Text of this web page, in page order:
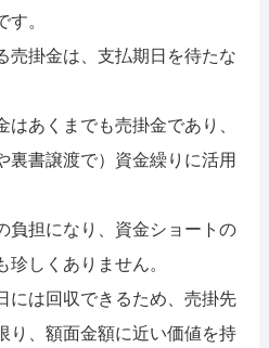
す。
売掛金は、支払期日を待たな
あくまでも売掛金であり、
裏書譲渡で）資金繰りに活用
負担になり、資金ショートの
しくありません。
には回収できるため、売掛先
り、額面金額に近い価値を持